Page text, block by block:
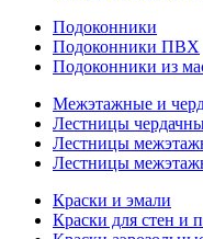
Подоконники
Подоконники ПВХ
Подоконники из
Межэтажные и
Лестницы
Лестницы
Лестницы
Краски и эмали
Краски для стен и